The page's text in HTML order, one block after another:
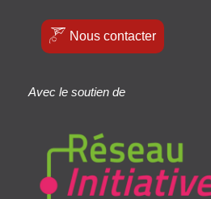
Nous contacter
Avec le soutien de